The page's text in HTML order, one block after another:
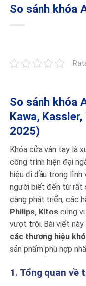
So sánh khóa
So sánh khóa
Kawa,
2025)
Khóa cửa vân tay là
công trình hiện đại
hiệu đi đầu trong lĩnh
người biết đến từ rất
càng phát triển, các
Philips, Kitos cũng
vượt trội. Bài viết này
các thương hiệu
sản phẩm phù hợp
1. Tổng quan về